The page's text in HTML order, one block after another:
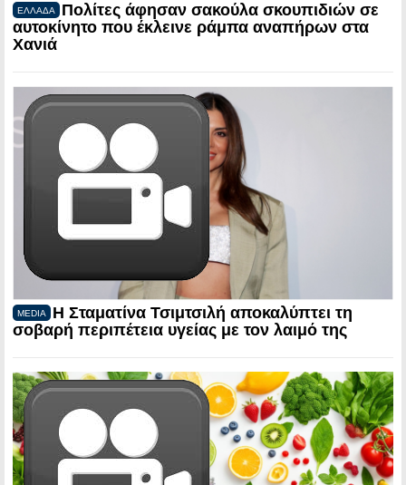
ΕΛΛΑΔΑ
Πολίτες άφησαν σακούλα σκουπιδιών σε
αυτοκίνητο που έκλεινε ράμπα αναπήρων στα
Χανιά
MEDIA
Η Σταματίνα Τσιμτσιλή αποκαλύπτει τη
σοβαρή περιπέτεια υγείας με τον λαιμό της